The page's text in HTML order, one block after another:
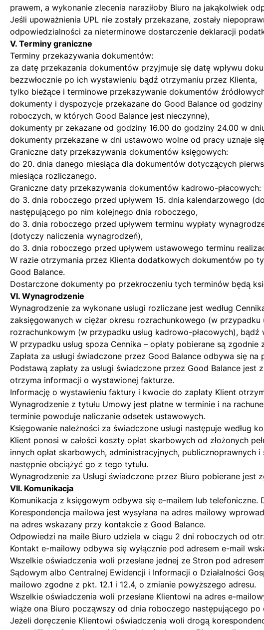
prawem, a wykonanie zlecenia naraziłoby Biuro na jakąkolwiek
Jeśli upoważnienia UPL nie zostały przekazane, zostały
odpowiedzialności za nieterminowe dostarczenie deklaracji
V. Terminy graniczne
Terminy przekazywania dokumentów:
za datę przekazania dokumentów przyjmuje się datę wpływu
bezzwłocznie po ich wystawieniu bądź otrzymaniu przez Klienta,
tylko bieżące i terminowe przekazywanie dokumentów
dokumenty i dyspozycje przekazane do Good Balance od
roboczych, w których Good Balance jest nieczynne),
dokumenty pr zekazane od godziny 16.00 do godziny 24.00 w
dokumenty przekazane w dni ustawowo wolne od pracy uznaje
Graniczne daty przekazywania dokumentów księgowych:
do 20. dnia danego miesiąca dla dokumentów dotyczących
miesiąca rozliczanego.
Graniczne daty przekazywania dokumentów kadrowo-płacowych:
do 3. dnia roboczego przed upływem 15. dnia kalendarzowego
następującego po nim kolejnego dnia roboczego,
do 3. dnia roboczego przed upływem terminu wypłaty
(dotyczy naliczenia wynagrodzeń),
do 3. dnia roboczego przed upływem ustawowego terminu
W razie otrzymania przez Klienta dodatkowych dokumentów po
Good Balance.
Dostarczone dokumenty po przekroczeniu tych terminów będą
VI. Wynagrodzenie
Wynagrodzenie za wykonane usługi rozliczane jest według
zaksięgowanych w ciężar okresu rozrachunkowego (w
rozrachunkowym (w przypadku usług kadrowo-płacowych),
W przypadku usług spoza Cennika – opłaty pobierane są
Zapłata za usługi świadczone przez Good Balance odbywa się
Podstawą zapłaty za usługi świadczone przez Good Balance
otrzyma informacji o wystawionej fakturze.
Informację o wystawieniu faktury i kwocie do zapłaty Klient
Wynagrodzenie z tytułu Umowy jest płatne w terminie i na
terminie powoduje naliczanie odsetek ustawowych.
Księgowanie należności za świadczone usługi następuje według
Klient ponosi w całości koszty opłat skarbowych od złożonych
innych opłat skarbowych, administracyjnych, publicznoprawnych
następnie obciążyć go z tego tytułu.
Wynagrodzenie za Usługi świadczone przez Biuro pobierane
VII. Komunikacja
Komunikacja z księgowym odbywa się e-mailem lub
Korespondencja mailowa jest wysyłana na adres mailowy
na adres wskazany przy kontakcie z Good Balance.
Odpowiedzi na maile Biuro udziela w ciągu 2 dni roboczych od
Kontakt e-mailowy odbywa się wyłącznie pod adresem e-mail
Wszelkie oświadczenia woli przesłane jednej ze Stron pod
Sądowym albo Centralnej Ewidencji i Informacji o Działalności
mailowo zgodne z pkt. 12.1 i 12.4, o zmianie powyższego adresu.
Wszelkie oświadczenia woli przesłane Klientowi na adres e-
wiąże ona Biuro począwszy od dnia roboczego następującego po
Jeżeli doręczenie Klientowi oświadczenia woli drogą